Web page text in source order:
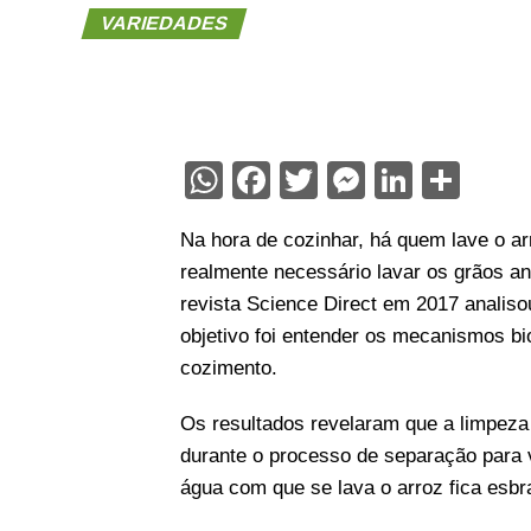
VARIEDADES
WhatsApp
Facebook
Twitter
Na hora de cozinhar, há quem lave o
realmente necessário lavar os grãos
revista Science Direct em 2017
objetivo foi entender os mecanismos
cozimento.
Os resultados revelaram que a
durante o processo de separação
água com que se lava o arroz fica